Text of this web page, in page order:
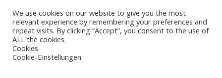
Neueste Kommentare
Mr WordPress
We use cookies on our website to give you the most
relevant experience by remembering your preferences and
repeat visits. By clicking “Accept”, you consent to the use of
ALL the cookies.
Cookies
Cookie-Einstellungen